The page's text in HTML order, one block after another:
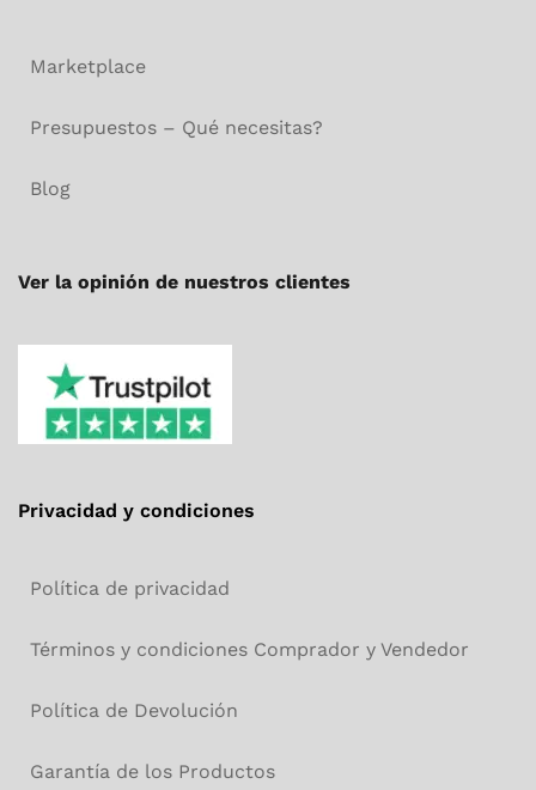
Marketplace
Presupuestos – Qué necesitas?
Blog
Ver la opinión de nuestros clientes
Privacidad y condiciones
Política de privacidad
Términos y condiciones Comprador y Vendedor
Política de Devolución
Garantía de los Productos